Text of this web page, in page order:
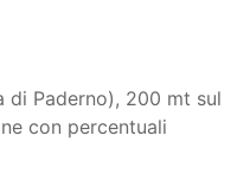
di Paderno), 200 mt sul
con percentuali